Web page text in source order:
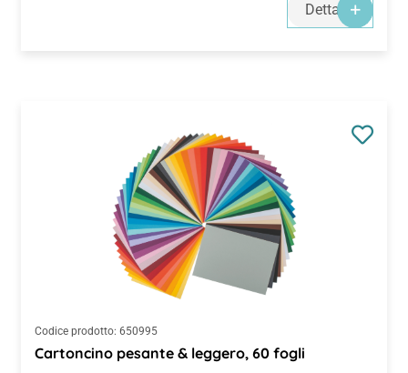
Dettagli
Codice prodotto: 650995
Cartoncino pesante & leggero, 60 fogli